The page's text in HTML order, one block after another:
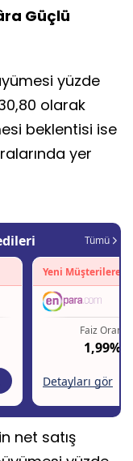
Güçlü
yüzde
olarak
beklentisi ise
yer
net satış